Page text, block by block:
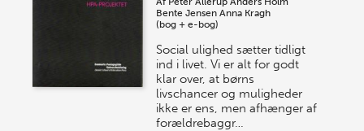
Bente Jensen Anna Kragh
(bog + e-bog)
Social ulighed sætter tidligt
ind i livet. Vi er alt for godt
klar over, at børns
livschancer og muligheder
ikke er ens, men afhænger af
forældrebaggr…